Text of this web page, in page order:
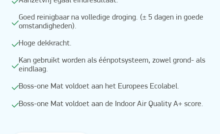
Goed reinigbaar na volledige droging. (± 5 dagen in goede
omstandigheden).
Hoge dekkracht.
Kan gebruikt worden als éénpotsysteem, zowel grond- als
eindlaag.
Boss-one Mat voldoet aan het Europees Ecolabel.
Boss-one Mat voldoet aan de Indoor Air Quality A+ score.